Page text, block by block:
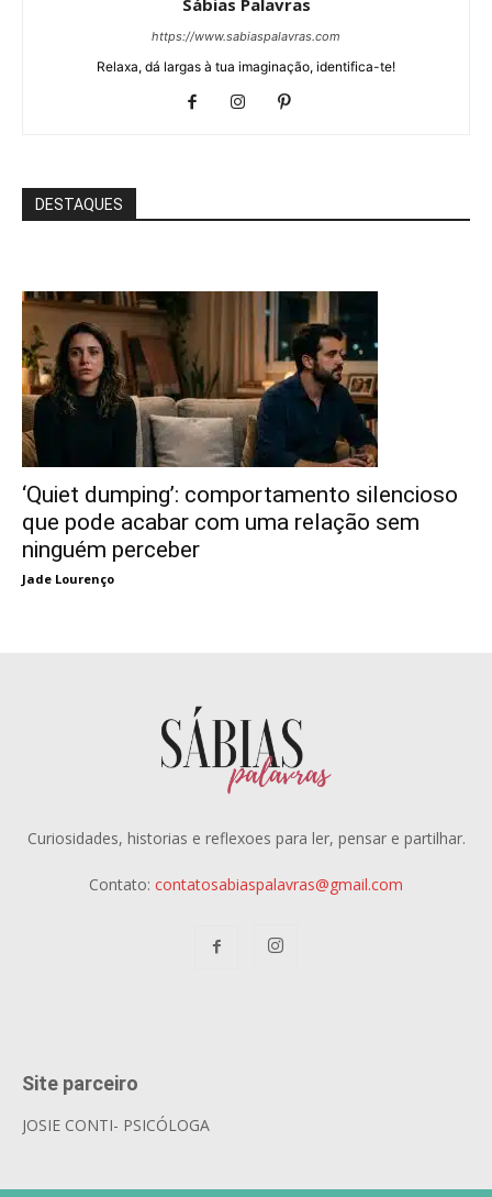
Sábias Palavras
https://www.sabiaspalavras.com
Relaxa, dá largas à tua imaginação, identifica-te!
DESTAQUES
‘Quiet dumping’: comportamento silencioso
que pode acabar com uma relação sem
ninguém perceber
Jade Lourenço
Curiosidades, historias e reflexoes para ler, pensar e partilhar.
Contato: contatosabiaspalavras@gmail.com
Site parceiro
JOSIE CONTI- PSICÓLOGA